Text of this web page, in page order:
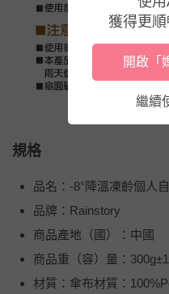
規格
品名：-8°降溫凍齡個人
品牌：Rainstory
商品產地（國）：中國
商品重（容）量：
材質：傘布材質：
獲得更
開啟「
繼續